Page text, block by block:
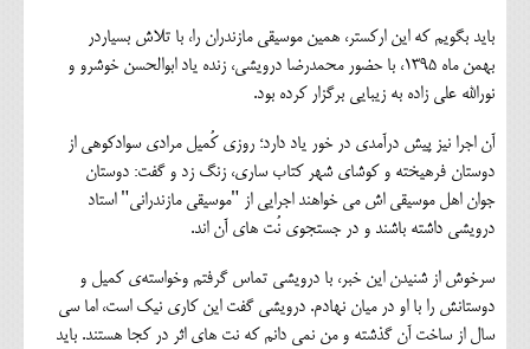
باید بگویم که این ارکستر، همین موسیقی مازندران را، با تلاش بسیاردر
بهمن ماه ۱۳۹۵، با حضور محمدرضا درویشی، زنده یاد ابوالحسن خوشرو و
نورالله علی زاده به زیبایی برگزار کرده بود.
آن اجرا نیز پیش درآمدی در خور یاد دارد؛ روزی کُمیل مرادی سوادکوهی از
دوستان فرهیخته و کوشای شهر کتاب ساری، زنگ زد و گفت: دوستان
جوان اهل موسیقی اش می خواهند اجرایی از "موسیقی مازندرانی" استاد
درویشی داشته باشند و در جستجوی نُت های آن اند.
سرخوش از شنیدن این خبر، با درویشی تماس گرفتم وخواسته‌ی کمیل و
دوستانش را با او در میان نهادم. درویشی گفت این کاری نیک است، اما سی
سال از ساخت آن گذشته و من نمی دانم که نت های اثر در کجا هستند. باید